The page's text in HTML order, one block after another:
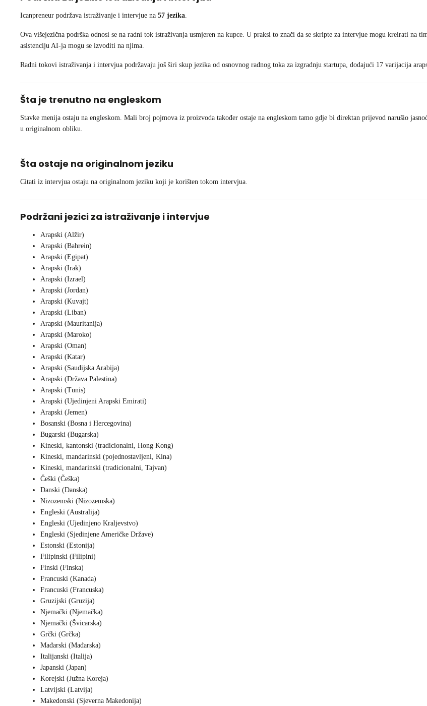
Icanpreneur podržava istraživanje i intervjue na 57 jezika
Ova višejezična podrška odnosi se na radni tok istraživanja usmjeren na kupce. U praksi to znači da se skripte za intervjue mogu kreirati
asistenciju AI-ja mogu se izvoditi na njima.
Radni tokovi istraživanja i intervjua podržavaju još širi skup jezika od osnovnog radnog toka za izgradnju startupa, dodajući 17 varijacija
Šta je trenutno na engleskom
Stavke menija ostaju na engleskom. Mali broj pojmova iz proizvoda također ostaje na engleskom tamo gdje bi direktan prijevod narušio
u originalnom obliku.
Šta ostaje na originalnom jeziku
Citati iz intervjua ostaju na originalnom jeziku koji je korišten tokom intervjua.
Podržani jezici za istraživanje i intervjue
Arapski (Alžir)
Arapski (Bahrein)
Arapski (Egipat)
Arapski (Irak)
Arapski (Izrael)
Arapski (Jordan)
Arapski (Kuvajt)
Arapski (Liban)
Arapski (Mauritanija)
Arapski (Maroko)
Arapski (Oman)
Arapski (Katar)
Arapski (Saudijska Arabija)
Arapski (Država Palestina)
Arapski (Tunis)
Arapski (Ujedinjeni Arapski Emirati)
Arapski (Jemen)
Bosanski (Bosna i Hercegovina)
Bugarski (Bugarska)
Kineski, kantonski (tradicionalni, Hong Kong)
Kineski, mandarinski (pojednostavljeni, Kina)
Kineski, mandarinski (tradicionalni, Tajvan)
Češki (Češka)
Danski (Danska)
Nizozemski (Nizozemska)
Engleski (Australija)
Engleski (Ujedinjeno Kraljevstvo)
Engleski (Sjedinjene Američke Države)
Estonski (Estonija)
Filipinski (Filipini)
Finski (Finska)
Francuski (Kanada)
Francuski (Francuska)
Gruzijski (Gruzija)
Njemački (Njemačka)
Njemački (Švicarska)
Grčki (Grčka)
Mađarski (Mađarska)
Italijanski (Italija)
Japanski (Japan)
Korejski (Južna Koreja)
Latvijski (Latvija)
Makedonski (Sjeverna Makedonija)